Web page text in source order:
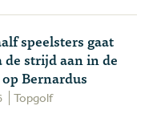
speelsters gaat
de strijd aan in de
Bernardus
Topgolf